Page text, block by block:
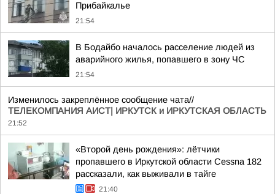
Прибайкалье
21:54
В Бодайбо началось расселение людей из
аварийного жилья, попавшего в зону ЧС
21:54
Изменилось закреплённое сообщение чата//
ТЕЛЕКОМПАНИЯ АИСТ| ИРКУТСК и ИРКУТСКАЯ ОБЛАСТЬ
21:52
«Второй день рождения»: лётчики
пропавшего в Иркутской области Cessna 182
рассказали, как выживали в тайге
21:40